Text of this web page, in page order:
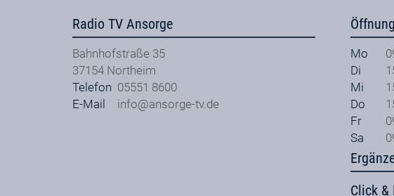
Radio TV Ansorge
Bahnhofstraße 35
37154 Northeim
Telefon 05551 8600
E-Mail
info@ansorge-tv.de
Mo
Di
Mi
Do
Fr
Sa
Click &